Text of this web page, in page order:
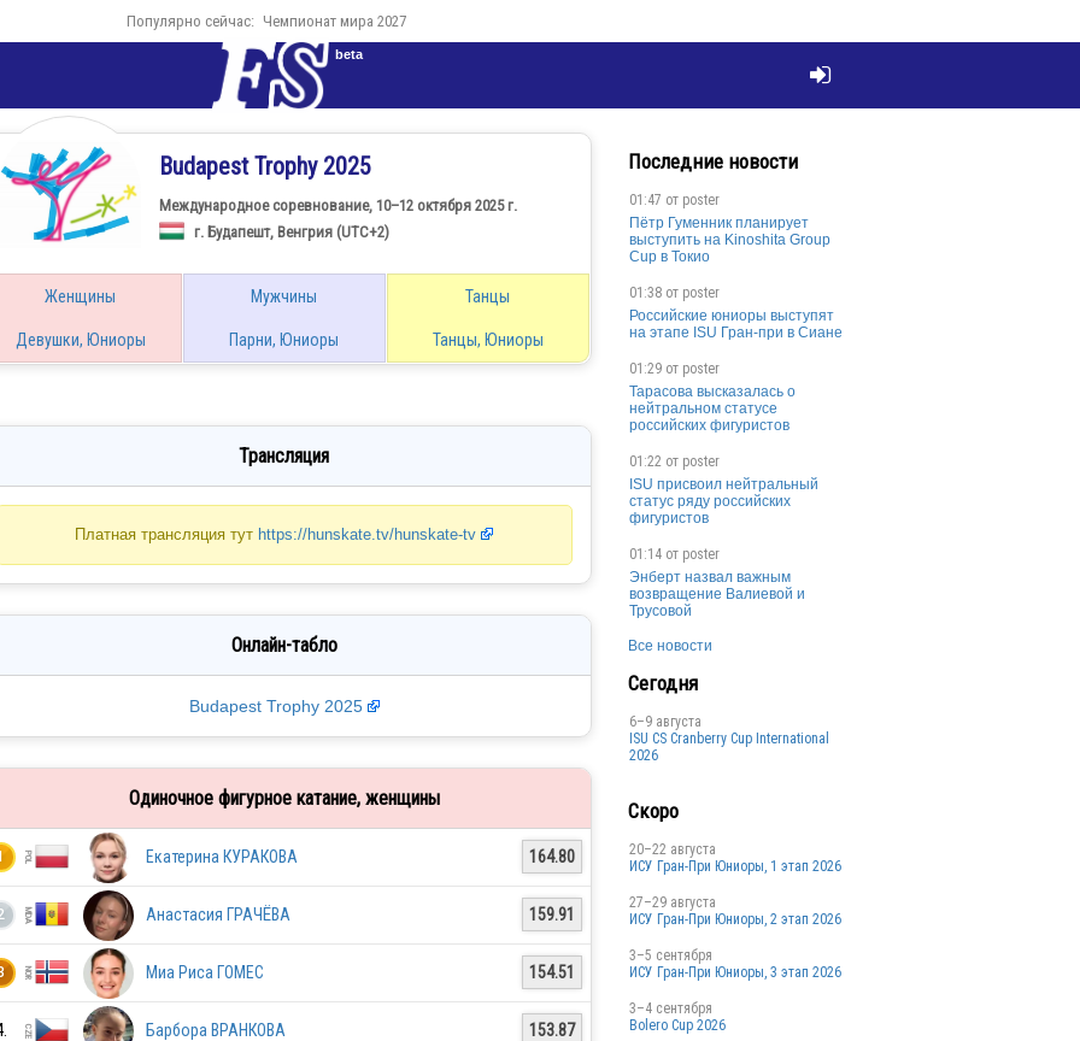
Популярно сейчас: Чемпионат мира 2027

beta
Budapest Trophy 2025
Международное соревнование, 10–12 октября 2025 г.
г. Будапешт, Венгрия (UTC+2)
Женщины
Девушки, Юниоры
Мужчины
Парни, Юниоры
Танцы
Танцы, Юниоры
Трансляция
Платная трансляция тут https://hunskate.tv/hunskate-tv
Онлайн-табло
Budapest Trophy 2025
Одиночное фигурное катание, женщины
Екатерина КУРАКОВА 164.80
Анастасия ГРАЧЁВА 159.91
Миа Риса ГОМЕС 154.51
Барбора ВРАНКОВА 153.87
Последние новости
01:47 от poster
Пётр Гуменник планирует
выступить на Kinoshita Group
Cup в Токио
01:38 от poster
Российские юниоры выступят
на этапе ISU Гран-при в Сиане
01:29 от poster
Тарасова высказалась о
нейтральном статусе
российских фигуристов
01:22 от poster
ISU присвоил нейтральный
статус ряду российских
фигуристов
01:14 от poster
Энберт назвал важным
возвращение Валиевой и
Трусовой
Все новости
Сегодня
6–9 августа
ISU CS Cranberry Cup International
2026
Скоро
20–22 августа
ИСУ Гран-При Юниоры, 1 этап 2026
27–29 августа
ИСУ Гран-При Юниоры, 2 этап 2026
3–5 сентября
ИСУ Гран-При Юниоры, 3 этап 2026
3–4 сентября
Bolero Cup 2026